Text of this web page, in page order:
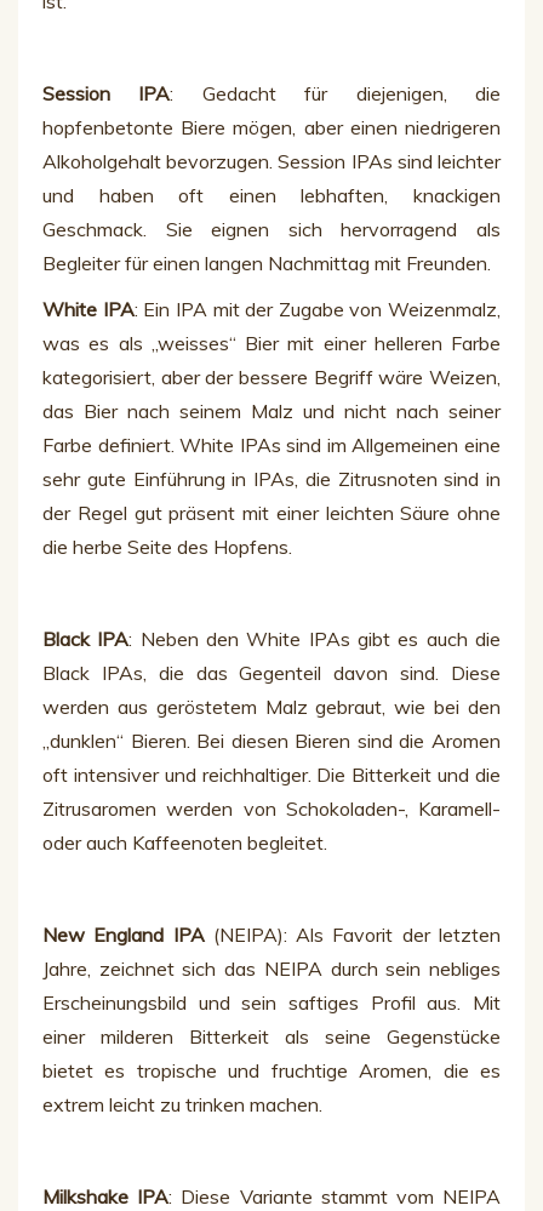
Session IPA: Gedacht für diejenigen, die
hopfenbetonte Biere mögen, aber einen niedrigeren
Alkoholgehalt bevorzugen. Session IPAs sind leichter
und haben oft einen lebhaften, knackigen
Geschmack. Sie eignen sich hervorragend als
Begleiter für einen langen Nachmittag mit Freunden.
White IPA: Ein IPA mit der Zugabe von Weizenmalz,
was es als „weisses“ Bier mit einer helleren Farbe
kategorisiert, aber der bessere Begriff wäre Weizen,
das Bier nach seinem Malz und nicht nach seiner
Farbe definiert. White IPAs sind im Allgemeinen eine
sehr gute Einführung in IPAs, die Zitrusnoten sind in
der Regel gut präsent mit einer leichten Säure ohne
die herbe Seite des Hopfens.
Black IPA: Neben den White IPAs gibt es auch die
Black IPAs, die das Gegenteil davon sind. Diese
werden aus geröstetem Malz gebraut, wie bei den
„dunklen“ Bieren. Bei diesen Bieren sind die Aromen
oft intensiver und reichhaltiger. Die Bitterkeit und die
Zitrusaromen werden von Schokoladen-, Karamell-
oder auch Kaffeenoten begleitet.
New England IPA(NEIPA): Als Favorit der letzten
Jahre, zeichnet sich das NEIPA durch sein nebliges
Erscheinungsbild und sein saftiges Profil aus. Mit
einer milderen Bitterkeit als seine Gegenstücke
bietet es tropische und fruchtige Aromen, die es
extrem leicht zu trinken machen.
Milkshake IPA: Diese Variante stammt vom NEIPA